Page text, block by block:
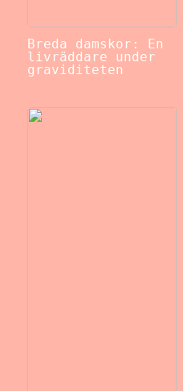
Breda damskor: En
livräddare under
graviditeten